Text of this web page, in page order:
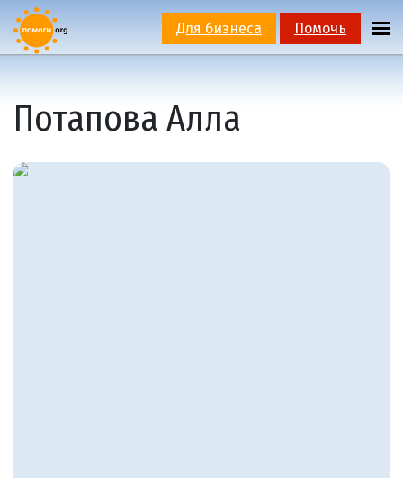
Для бизнеса Помочь
Потапова Алла